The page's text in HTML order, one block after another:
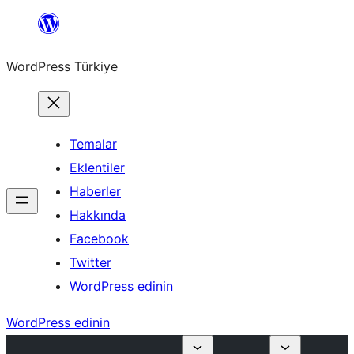
İçeriğe
WordPress Türkiye
Temalar
Eklentiler
Haberler
Hakkında
Facebook
Twitter
WordPress edinin
WordPress edinin